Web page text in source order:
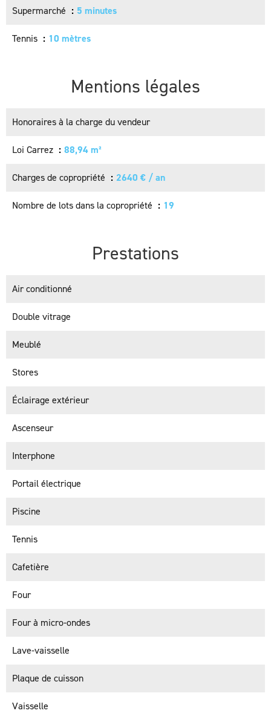
Supermarché 5 minutes
Tennis 10 mètres
Mentions légales
Honoraires à la charge du vendeur
Loi Carrez 88,94 m²
Charges de copropriété 2640 € / an
Nombre de lots dans la copropriété 19
Prestations
Air conditionné
Double vitrage
Meublé
Stores
Éclairage extérieur
Ascenseur
Interphone
Portail électrique
Piscine
Tennis
Cafetière
Four
Four à micro-ondes
Lave-vaisselle
Plaque de cuisson
Vaisselle